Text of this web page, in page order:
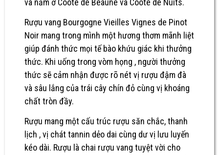
Rượu vang Bourgogne Vieilles Vignes de Pinot
Noir mang trong mình một hương thơm mãnh liệt
giúp đánh thức mọi tế bào khứu giác khi thưởng
thức. Khi uống trong vòm họng , người thưởng
thức sẽ cảm nhận được rõ nét vị rượu đậm đà
và sâu lắng của trái cây chín đỏ cùng vị khoáng
chất tròn đầy.
Rượu mang một cấu trúc rượu săn chắc, thanh
lịch , vị chát tannin dẻo dai cùng dư vị lưu luyến
kéo dài. Rượu là chai rượu vang tuyệt vời cho